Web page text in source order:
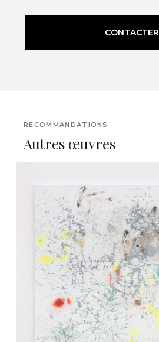
CONTACTER
RECOMMANDATIONS
Autres œuvres